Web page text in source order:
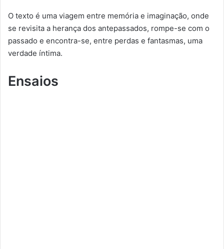
O texto é uma viagem entre memória e imaginação, onde
se revisita a herança dos antepassados, rompe-se com o
passado e encontra-se, entre perdas e fantasmas, uma
verdade íntima.
Ensaios